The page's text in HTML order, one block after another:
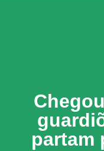
partam